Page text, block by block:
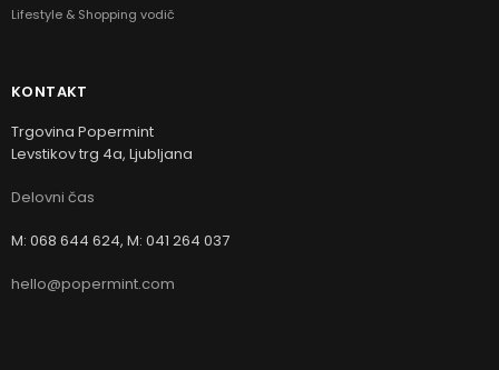
Lifestyle & Shopping vodič
KONTAKT
Trgovina Popermint
Levstikov trg 4a, Ljubljana
Delovni čas
M: 068 644 624, M: 041 264 037
hello@popermint.com